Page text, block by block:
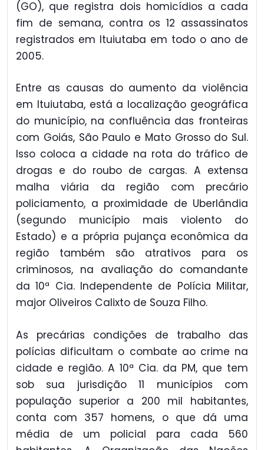
(GO), que registra dois homicídios a cada
fim de semana, contra os 12 assassinatos
registrados em Ituiutaba em todo o ano de
2005.
Entre as causas do aumento da violência
em Ituiutaba, está a localização geográfica
do município, na confluência das fronteiras
com Goiás, São Paulo e Mato Grosso do Sul.
Isso coloca a cidade na rota do tráfico de
drogas e do roubo de cargas. A extensa
malha viária da região com precário
policiamento, a proximidade de Uberlândia
(segundo município mais violento do
Estado) e a própria pujança econômica da
região também são atrativos para os
criminosos, na avaliação do comandante
da 10ª Cia. Independente de Polícia Militar,
major Oliveiros Calixto de Souza Filho.
As precárias condições de trabalho das
polícias dificultam o combate ao crime na
cidade e região. A 10ª Cia. da PM, que tem
sob sua jurisdição 11 municípios com
população superior a 200 mil habitantes,
conta com 357 homens, o que dá uma
média de um policial para cada 560